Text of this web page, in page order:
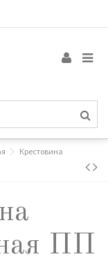
Крестовина
ПП